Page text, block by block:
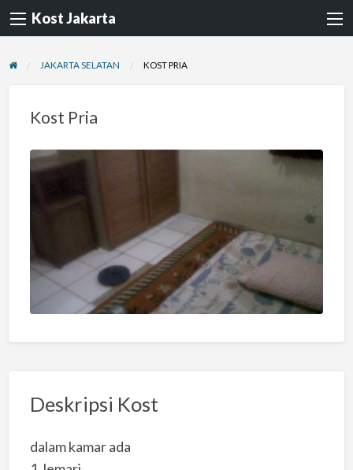
Kost Jakarta
JAKARTA SELATAN KOST PRIA
Kost Pria
Deskripsi Kost
dalam kamar ada